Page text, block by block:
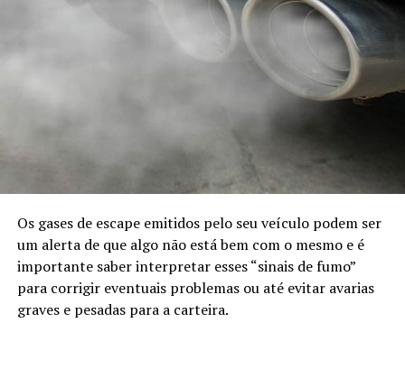
Os gases de escape emitidos pelo seu veículo podem ser
um alerta de que algo não está bem com o mesmo e é
importante saber interpretar esses “sinais de fumo”
para corrigir eventuais problemas ou até evitar avarias
graves e pesadas para a carteira.